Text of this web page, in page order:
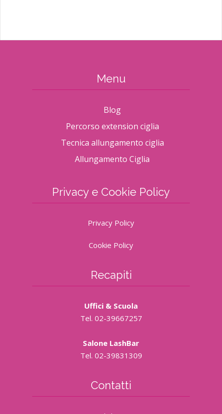
Menu
Blog
Percorso extension ciglia
Tecnica allungamento ciglia
Allungamento Ciglia
Privacy e Cookie Policy
Privacy Policy
Cookie Policy
Recapiti
Uffici & Scuola
Tel. 02-39667257
Salone LashBar
Tel. 02-39831309
Contatti